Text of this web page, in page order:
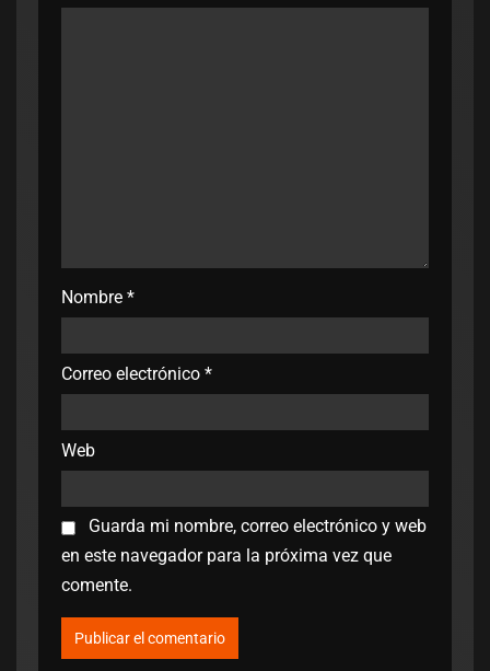
Nombre *
Correo electrónico *
Web
Guarda mi nombre, correo electrónico y web
en este navegador para la próxima vez que
comente.